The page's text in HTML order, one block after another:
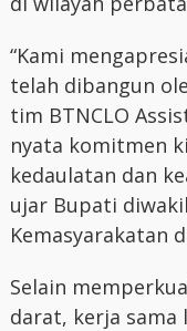
“Kami
telah dibangun
tim BTNCLO
nyata komitmen
kedaulatan dan
ujar Bupati
Kemasyarakatan
Selain
darat, kerja sama